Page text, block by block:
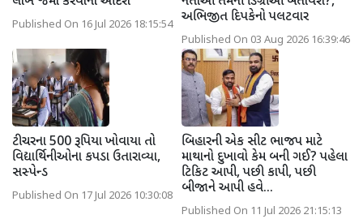
Published On 16 Jul 2026 18:15:54
અભિજીત દિપકેનો પલટવાર
Published On 03 Aug 2026 16:39:46
ટીચરના 500 રૂપિયા ખોવાયા તો
વિદ્યાર્થિનીઓના કપડા ઉતારાવ્યા,
સસ્પેન્ડ
Published On 17 Jul 2026 10:30:08
બિહારની એક સીટ ભાજપ માટે
માથાનો દુખાવો કેમ બની ગઈ? પહેલા
ટિકિટ આપી, પછી કાપી, પછી
બીજાને આપી હવે...
Published On 11 Jul 2026 21:15:13